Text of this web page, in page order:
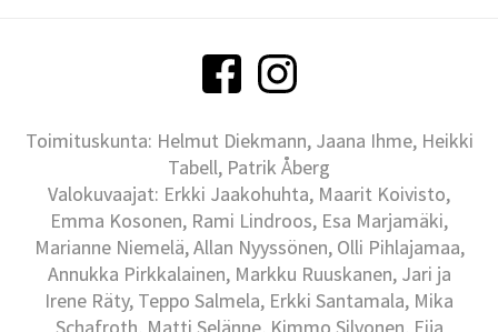
Toimituskunta: Helmut Diekmann, Jaana Ihme, Heikki
Tabell, Patrik Åberg
Valokuvaajat: Erkki Jaakohuhta, Maarit Koivisto,
Emma Kosonen, Rami Lindroos, Esa Marjamäki,
Marianne Niemelä, Allan Nyyssönen, Olli Pihlajamaa,
Annukka Pirkkalainen, Markku Ruuskanen, Jari ja
Irene Räty, Teppo Salmela, Erkki Santamala, Mika